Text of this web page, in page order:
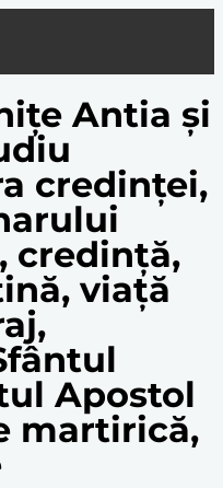
Antia și
credinței,
credință,
viață
Apostol
martirică,